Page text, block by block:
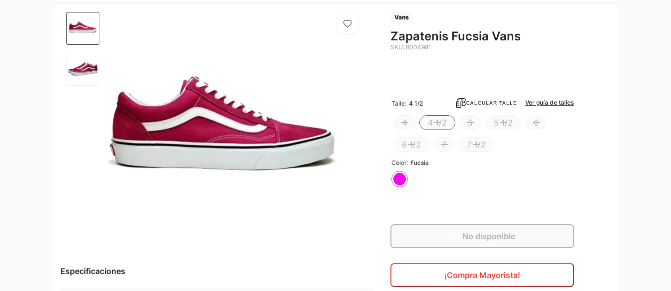
Especificaciones
Vans
Zapatenis Fucsia Vans
SKU:8004981
CALCULAR TALLE
Color: Fucsia
Talle: 4 1/2
4 4 1/2 5 5 1/2 6
6 1/2 7 7 1/2
Ver guía de talles
No disponible
¡Compra Mayorista!